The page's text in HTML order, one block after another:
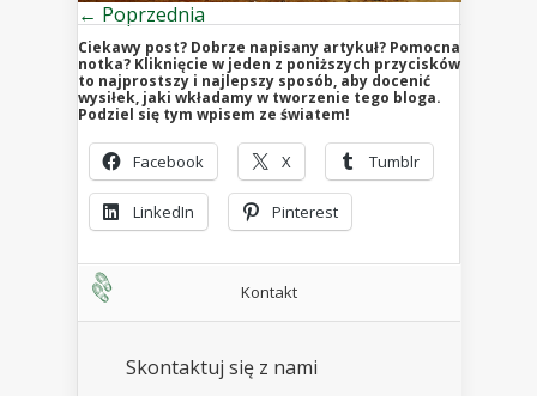
← Poprzednia
Ciekawy post? Dobrze napisany artykuł? Pomocna
notka? Kliknięcie w jeden z poniższych przycisków
to najprostszy i najlepszy sposób, aby docenić
wysiłek, jaki wkładamy w tworzenie tego bloga.
Podziel się tym wpisem ze światem!
Facebook X Tumblr
LinkedIn Pinterest
Kontakt
Skontaktuj się z nami